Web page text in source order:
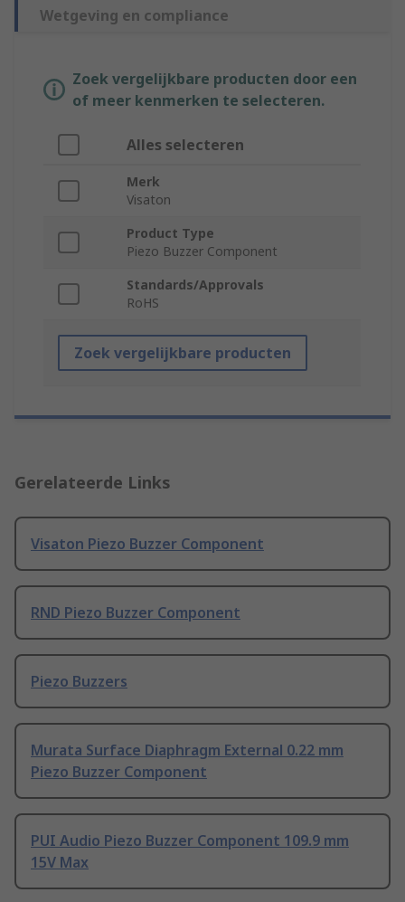
Wetgeving en compliance
Zoek vergelijkbare producten door een
of meer kenmerken te selecteren.
Alles selecteren
Merk
Visaton
Product Type
Piezo Buzzer Component
Standards/Approvals
RoHS
Zoek vergelijkbare producten
Gerelateerde Links
Visaton Piezo Buzzer Component
RND Piezo Buzzer Component
Piezo Buzzers
Murata Surface Diaphragm External 0.22 mm
Piezo Buzzer Component
PUI Audio Piezo Buzzer Component 109.9 mm
15V Max